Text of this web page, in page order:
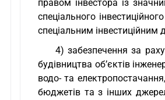
правом інвестора із
спеціального
спеціальним інвестиційним
4) забезпечення за
будівництва об’єктів
водо- та
бюджетів та з інших